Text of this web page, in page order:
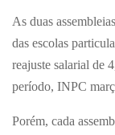
As duas
das escolas
reajuste salarial de
período, INPC
Porém, cada